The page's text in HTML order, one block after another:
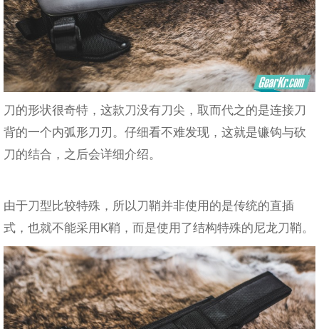
刀的形状很奇特，这款刀没有刀尖，取而代之的是连接刀
背的一个内弧形刀刃。仔细看不难发现，这就是镰钩与砍
刀的结合，之后会详细介绍。
由于刀型比较特殊，所以刀鞘并非使用的是传统的直插
式，也就不能采用K鞘，而是使用了结构特殊的尼龙刀鞘。